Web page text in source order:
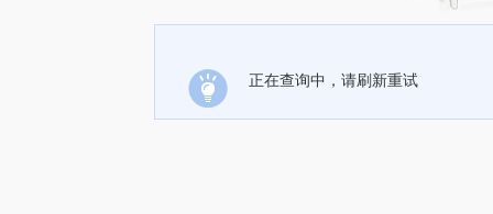
正在查询中，请刷新重试